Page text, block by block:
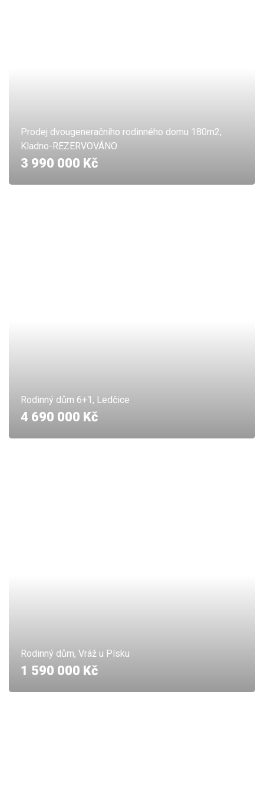
Prodej dvougeneračního rodinného domu 180m2,
Kladno-REZERVOVÁNO
3 990 000 Kč
Rodinný dům 6+1, Ledčice
4 690 000 Kč
Rodinný dům, Vráž u Písku
1 590 000 Kč